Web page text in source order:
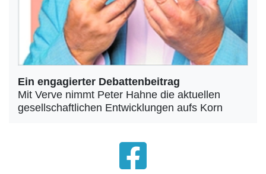
Ein engagierter Debattenbeitrag
Mit Verve nimmt Peter Hahne die aktuellen
gesellschaftlichen Entwicklungen aufs Korn